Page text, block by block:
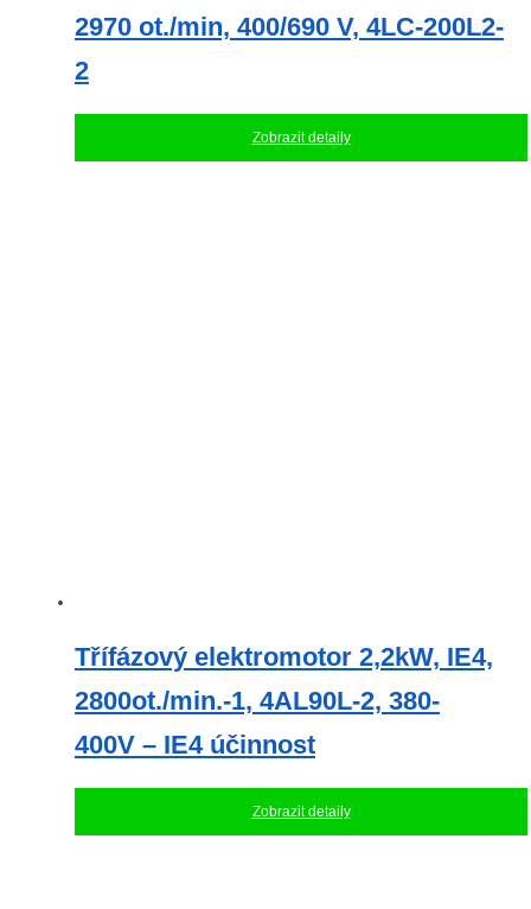
2970 ot./min, 400/690 V, 4LC-200L2-
2
Zobrazit detaily
Třífázový elektromotor 2,2kW, IE4,
2800ot./min.-1, 4AL90L-2, 380-
400V – IE4 účinnost
Zobrazit detaily